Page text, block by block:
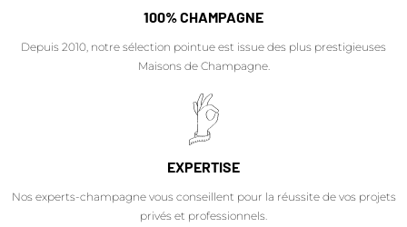
100% CHAMPAGNE
Depuis 2010, notre sélection pointue est issue des plus prestigieuses
Maisons de Champagne.
EXPERTISE
Nos experts-champagne vous conseillent pour la réussite de vos projets
privés et professionnels.